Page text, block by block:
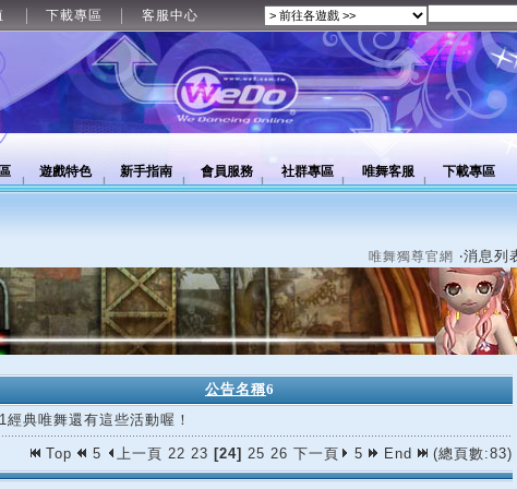
下載專區 客服中心
遊戲特色 新手指南 會員服務 社群專區 唯舞客服 下載專區
唯舞獨尊官網 ‧消息列
公告名稱6
經典唯舞還有這些活動喔！
Top 5 上一頁 22 23 [24] 25 26 下一頁 5 End (總頁數:83)